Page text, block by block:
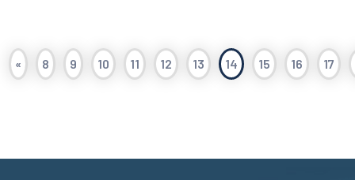
« 8 9 10 11 12 13 14 15 16 17